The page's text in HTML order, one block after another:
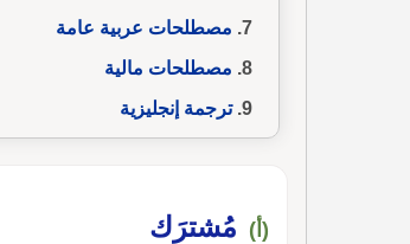
مصطلحات عربية عامة
مصطلحات مالية
ترجمة إنجليزية
(أ) مُشترَك